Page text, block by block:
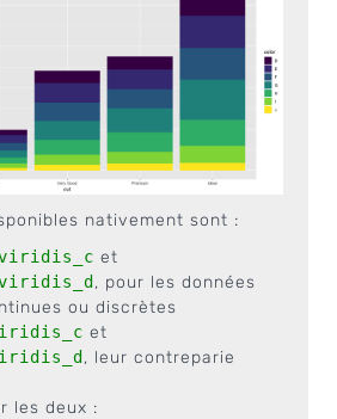
nativement sont :
et
, pour les données
ou discrètes
et
, leur contreparie
les deux :